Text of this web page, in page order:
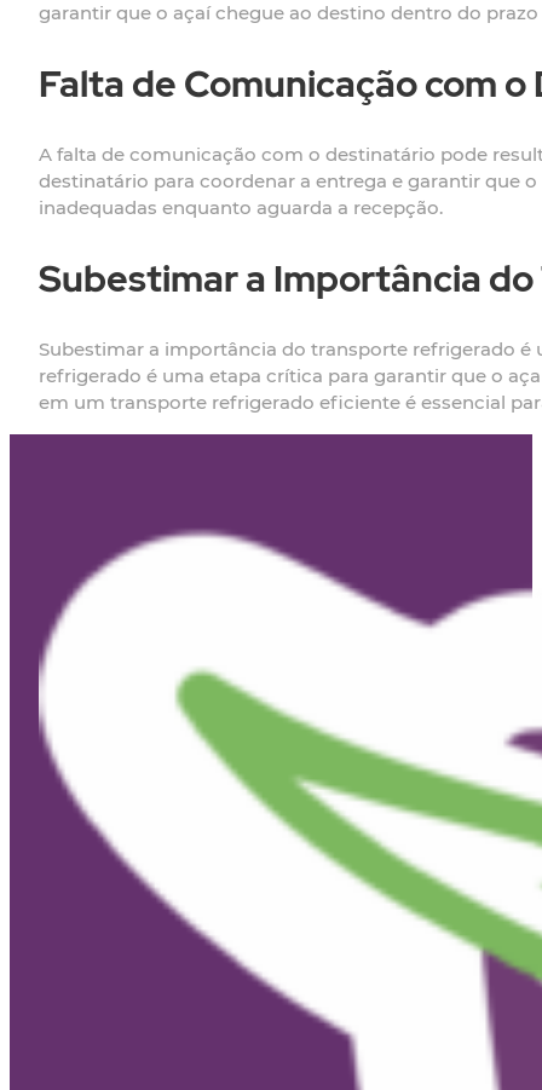
garantir que o açaí chegue ao destino dentro do
Falta de Comunicação com
A falta de comunicação com o destinatário pode
destinatário para coordenar a entrega e garantir que
inadequadas enquanto aguarda a recepção.
Subestimar a Importância
Subestimar a importância do transporte refrigerado
refrigerado é uma etapa crítica para garantir que o
em um transporte refrigerado eficiente é essencial